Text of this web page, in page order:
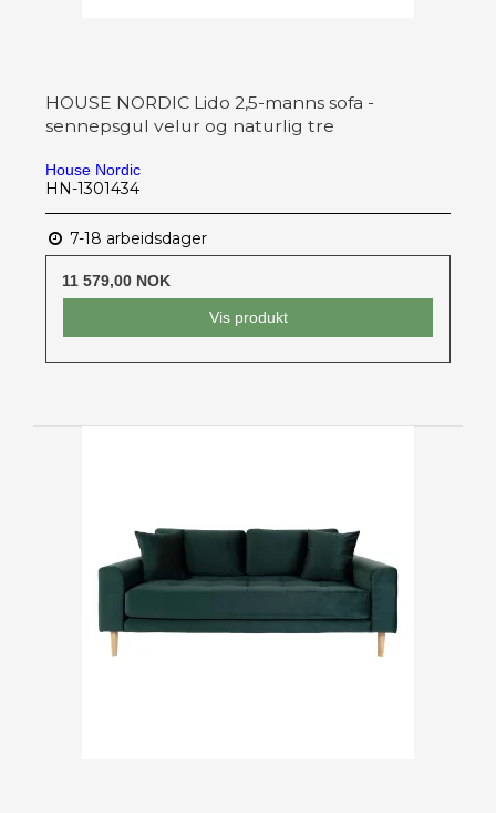
HOUSE NORDIC Lido 2,5-manns sofa -
sennepsgul velur og naturlig tre
House Nordic
HN-1301434
7-18 arbeidsdager
11 579,00 NOK
Vis produkt